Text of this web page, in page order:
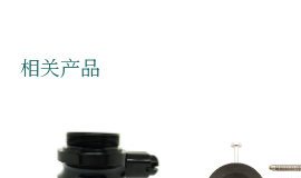
相关产品